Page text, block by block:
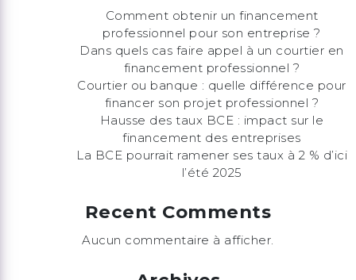
Comment obtenir un financement
professionnel pour son entreprise ?
Dans quels cas faire appel à un courtier en
financement professionnel ?
Courtier ou banque : quelle différence pour
financer son projet professionnel ?
Hausse des taux BCE : impact sur le
financement des entreprises
La BCE pourrait ramener ses taux à 2 % d’ici
l’été 2025
Recent Comments
Aucun commentaire à afficher.